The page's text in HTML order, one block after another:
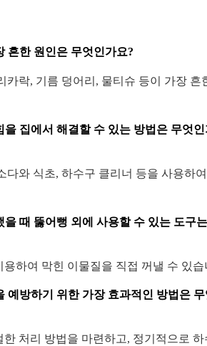
흔한 원인은 무엇인가요?
카락, 기름 덩어리, 물티슈 등이 가장 흔
을 집에서 해결할 수 있는 방법은 무엇인
다와 식초, 하수구 클리너 등을 사용하
을 때 뚫어뻥 외에 사용할 수 있는 도구
하여 막힌 이물질을 직접 꺼낼 수 있습
예방하기 위한 가장 효과적인 방법은
처리 방법을 마련하고, 정기적으로 하